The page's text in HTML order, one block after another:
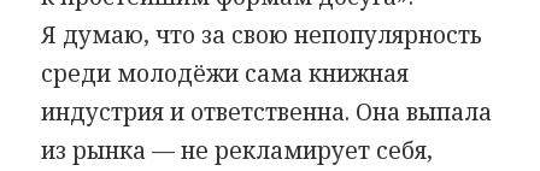
Я думаю, что за свою непопулярность
среди молодёжи сама книжная
индустрия и ответственна. Она выпала
из рынка — не рекламирует себя,